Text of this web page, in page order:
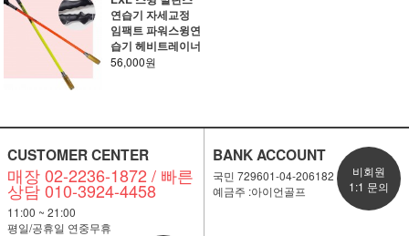
연습기 자세교정
임팩트 파워스윙연
습기 헤비트레이너
56,000원
CUSTOMER CENTER
매장 02-2236-1872 / 빠른
상담 010-3924-4458
11:00 ~ 21:00
평일/공휴일 연중무휴
BANK ACCOUNT
국민 729601-04-206182
예금주 :아이언골프
비회원
1:1 문의